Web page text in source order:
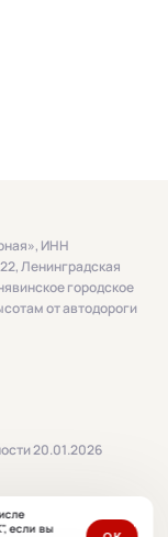
20.01.2026
ИНН
Ленинградская
городское
от автодороги
если вы